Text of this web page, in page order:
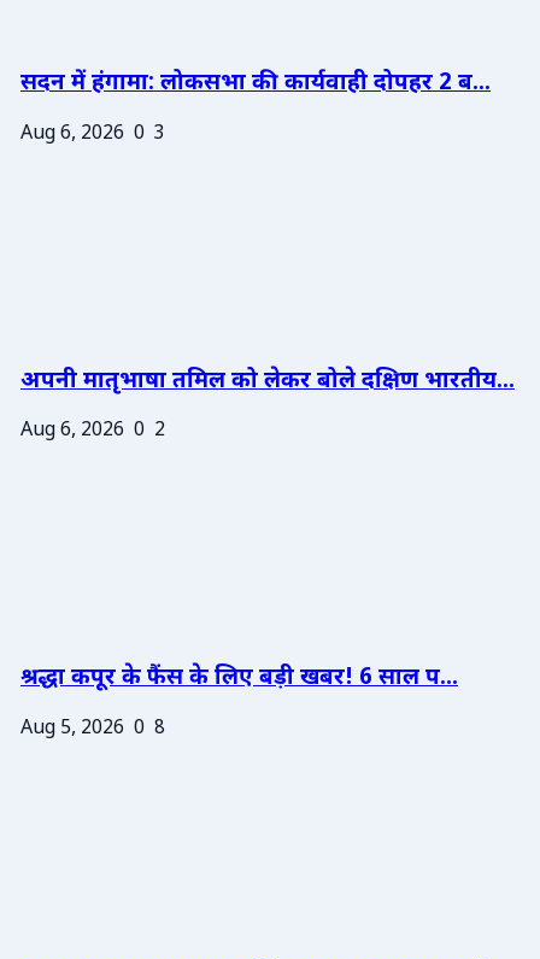
सदन में हंगामा: लोकसभा की कार्यवाही दोपहर 2 ब...
Aug 6, 2026 0 3
अपनी मातृभाषा तमिल को लेकर बोले दक्षिण भारतीय...
Aug 6, 2026 0 2
श्रद्धा कपूर के फैंस के लिए बड़ी खबर! 6 साल प...
Aug 5, 2026 0 8